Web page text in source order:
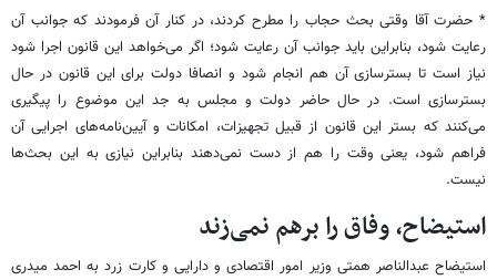
* حضرت آقا وقتی بحث حجاب را مطرح کردند، در کنار آن فرمودند که جوانب آن
رعایت شود، بنابراین باید جوانب آن رعایت شود؛ اگر می‌خواهد این قانون اجرا شود
نیاز است تا بسترسازی آن هم انجام شود و انصافا دولت برای این قانون در حال
بسترسازی است. در حال حاضر دولت و مجلس به جد این موضوع را پیگیری
می‌کنند که بستر این قانون از قبیل تجهیزات، امکانات و آیین‌نامه‌های اجرایی آن
فراهم شود، یعنی وقت را هم از دست نمی‌دهند بنابراین نیازی به این بحث‌ها
نیست.
استیضاح، وفاق را برهم نمی‌زند
استیضاح عبدالناصر همتی وزیر امور اقتصادی و دارایی و کارت زرد به احمد میدری